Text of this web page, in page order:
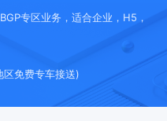
专区业务，适合企业，H5，
区免费专车接送)